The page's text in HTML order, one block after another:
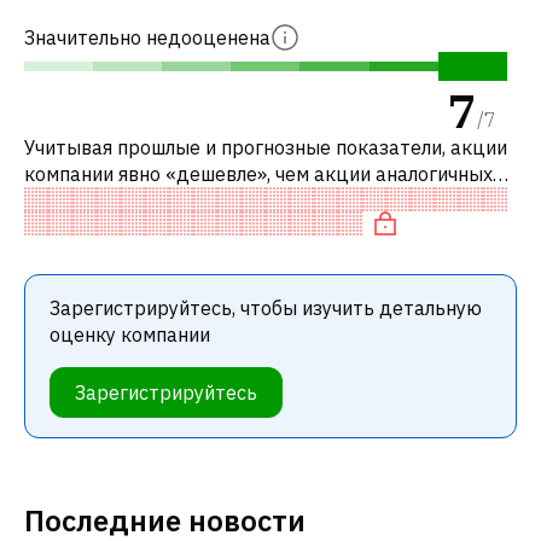
Последние новости
Значительно недооценена
7/7
Учитывая прошлые и прогнозные показатели, акции
компании явно «дешевле», чем акции аналогичных
компаний. В частности, акция компании «дешевая»
по EV/EBITDA.
Зарегистрируйтесь, чтобы изучить детальную
оценку компании
Зарегистрируйтесь